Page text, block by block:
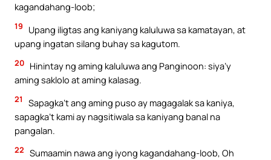
kagandahang-loob;
19
Upang iligtas ang kaniyang kaluluwa sa kamatayan, at
upang ingatan silang buhay sa kagutom.
20 Hinintay ng aming kaluluwa ang Panginoon: siya’y
aming saklolo at aming kalasag.
21
Sapagka’t ang aming puso ay magagalak sa kaniya,
sapagka’t kami ay nagsitiwala sa kaniyang banal na
pangalan.
22 Sumaamin nawa ang iyong kagandahang-loob, Oh